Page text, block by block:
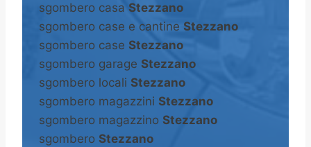
sgombero casa Stezzano
sgombero case e cantine Stezzano
sgombero case Stezzano
sgombero garage Stezzano
sgombero locali Stezzano
sgombero magazzini Stezzano
sgombero magazzino Stezzano
sgombero Stezzano